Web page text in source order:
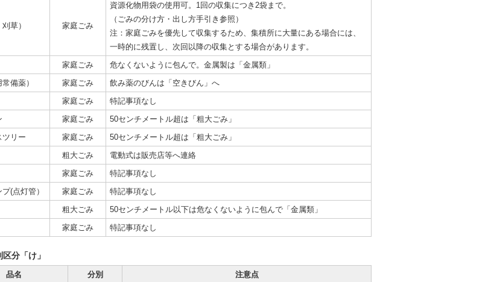
草） 家庭ごみ
資源化物用袋の使用可。1回の収集につき2袋まで。
（ごみの分け方・出し方手引き参照）
注：家庭ごみを優先して収集するため、集積所に大量にある場合には、
一時的に残置し、次回以降の収集とする場合があります。
家庭ごみ
危なくないように包んで。金属製は「金属類」
備薬）
家庭ごみ
飲み薬のびんは「空きびん」へ
家庭ごみ
特記事項なし
家庭ごみ
50センチメートル超は「粗大ごみ」
ツリー
家庭ごみ
50センチメートル超は「粗大ごみ」
粗大ごみ
電動式は販売店等へ連絡
家庭ごみ
特記事項なし
(点灯管）
家庭ごみ
特記事項なし
粗大ごみ
50センチメートル以下は危なくないように包んで「金属類」
家庭ごみ 特記事項なし
分「け」
品名 分別 注意点